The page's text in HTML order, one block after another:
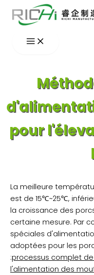
Aller
au
pour
La meilleure
est de 15℃~25℃,
la croissance des
certaine mesure. Par
spéciales
adoptées pour les
:processus complet
l'alimentation des